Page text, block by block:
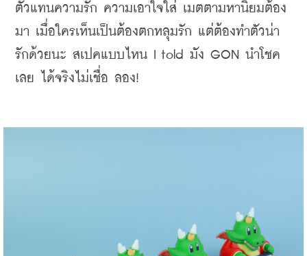
ตัวแทนความรัก ความเอาใจใส่ เมตตามหานิยมต้อง
มา เมื่อใครเห็นเป็นต้องตกหลุมรัก แต่ต้องทำตัวน่า
รักด้วยนะ สเปคแบบไหน I told มัง GON นำโชค
เลย ได้จริงไม่เชื่อ ลอง!